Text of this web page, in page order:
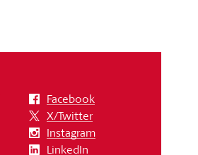
Facebook
X/Twitter
Instagram
LinkedIn